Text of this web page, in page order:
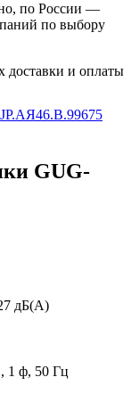
по России —
по выбору
доставки и оплаты
GUG-
дБ(А)
1 ф, 50 Гц